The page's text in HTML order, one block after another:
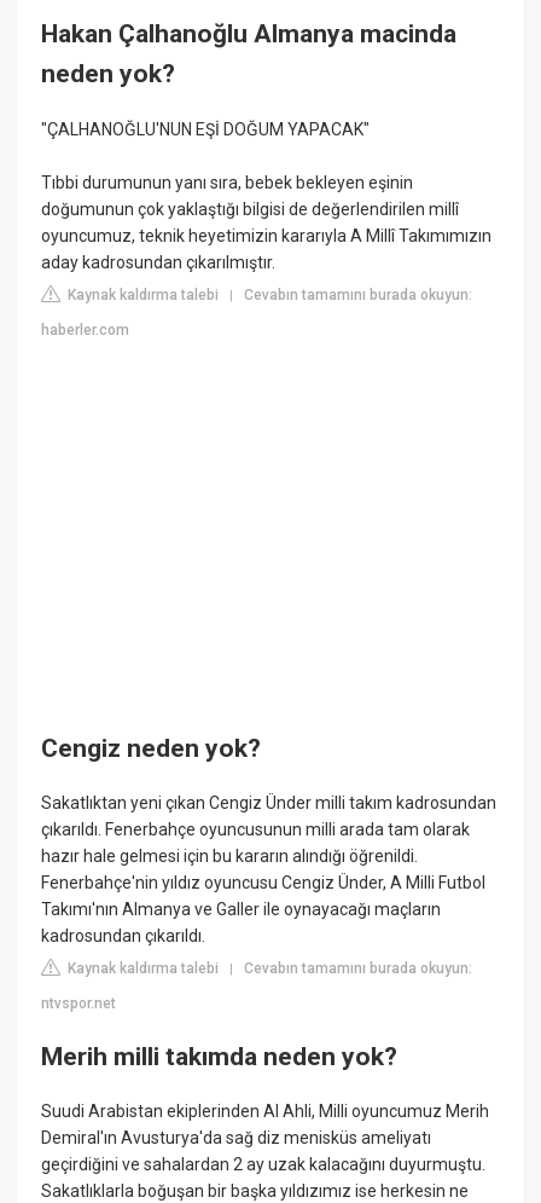
Hakan Çalhanoğlu Almanya macinda
neden yok?
"ÇALHANOĞLU'NUN EŞİ DOĞUM YAPACAK"
Tıbbi durumunun yanı sıra, bebek bekleyen eşinin
doğumunun çok yaklaştığı bilgisi de değerlendirilen millî
oyuncumuz, teknik heyetimizin kararıyla A Millî Takımımızın
aday kadrosundan çıkarılmıştır.
Kaynak kaldırma talebi |Cevabın tamamını burada okuyun:
haberler.com
Cengiz neden yok?
Sakatlıktan yeni çıkan Cengiz Ünder milli takım kadrosundan
çıkarıldı. Fenerbahçe oyuncusunun milli arada tam olarak
hazır hale gelmesi için bu kararın alındığı öğrenildi.
Fenerbahçe'nin yıldız oyuncusu Cengiz Ünder, A Milli Futbol
Takımı'nın Almanya ve Galler ile oynayacağı maçların
kadrosundan çıkarıldı.
Kaynak kaldırma talebi |Cevabın tamamını burada okuyun:
ntvspor.net
Merih milli takımda neden yok?
Suudi Arabistan ekiplerinden Al Ahli, Milli oyuncumuz Merih
Demiral'ın Avusturya'da sağ diz menisküs ameliyatı
geçirdiğini ve sahalardan 2 ay uzak kalacağını duyurmuştu.
Sakatlıklarla boğuşan bir başka yıldızımız ise herkesin ne